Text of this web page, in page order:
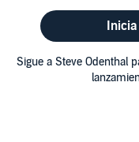
Sigue a Steve Odenthal